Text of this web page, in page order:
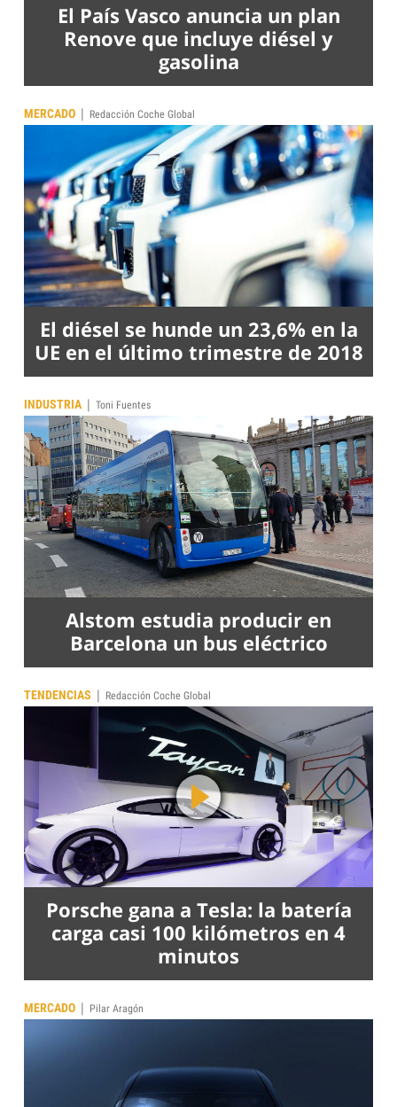
El País Vasco anuncia un plan
Renove que incluye diésel y
gasolina
MERCADO | Redacción Coche Global
El diésel se hunde un 23,6% en la
UE en el último trimestre de 2018
INDUSTRIA | Toni Fuentes
Alstom estudia producir en
Barcelona un bus eléctrico
TENDENCIAS | Redacción Coche Global
Porsche gana a Tesla: la batería
carga casi 100 kilómetros en 4
minutos
MERCADO | Pilar Aragón